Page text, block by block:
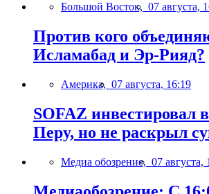
Большой Восток, 07 августа,
Против кого
Исламабад и Эр-Рияд?
Америка, 07 августа, 16:19
SOFAZ инвестировал
Перу, но не раскрыл
Медиа обозрение, 07 августа,